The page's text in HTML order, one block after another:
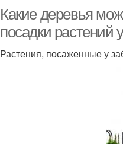
Какие деревья
посадки растений
Растения, посаженные у